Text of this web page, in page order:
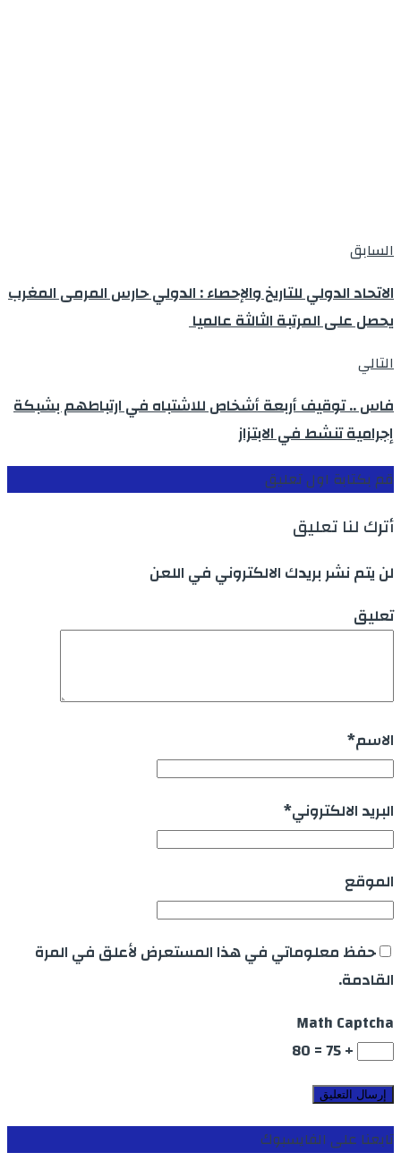
السابق
الاتحاد الدولي للتاريخ والإحصاء : الدولي حارس المرمى المغرب
يحصل على المرتبة الثالثة عالميا
التالي
فاس .. توقيف أربعة أشخاص للاشتباه في ارتباطهم بشبكة
إجرامية تنشط في الابتزاز
قم بكتابة اول تعليق
أترك لنا تعليق
لن يتم نشر بريدك الالكتروني في اللعن
تعليق
الاسم*
البريد الالكتروني*
الموقع
حفظ معلوماتي في هذا المستعرض لأعلق في المرة
القادمة.
Math Captcha
+ 75 = 80
تابعنا على الفايسبوك